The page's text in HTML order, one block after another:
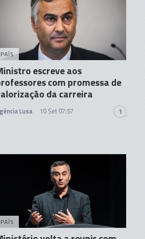
PAÍS
escreve aos
com promessa de
da carreira
Lusa 10 Set 07:57 1
PAÍS